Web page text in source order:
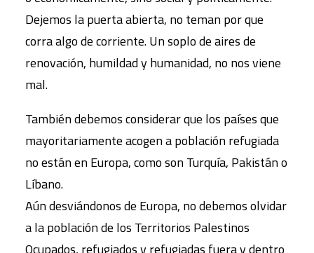
Dejemos la puerta abierta, no teman por que
corra algo de corriente. Un soplo de aires de
renovación, humildad y humanidad, no nos viene
mal.
También debemos considerar que los países que
mayoritariamente acogen a población refugiada
no están en Europa, como son Turquía, Pakistán o
Líbano.
Aún desviándonos de Europa, no debemos olvidar
a la población de los Territorios Palestinos
Ocupados, refugiados y refugiadas fuera y dentro